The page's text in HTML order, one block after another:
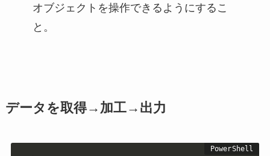
オブジェクトを操作できるようにするこ
と。
データを取得→加工→出力